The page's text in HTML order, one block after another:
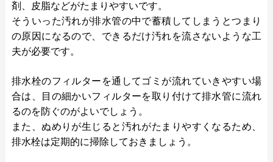
剤、皮脂などがたまりやすいです。
そういった汚れが排水管の中で蓄積してしまうとつまり
の原因になるので、できるだけ汚れを流さないような工
夫が必要です。
排水栓のフィルターを通してゴミが流れていきやすい場
合は、目の細かいフィルターを取り付けて排水管に流れ
るのを防ぐのがよいでしょう。
また、ぬめりが生じると汚れがたまりやすくなるため、
排水栓は定期的に掃除しておきましょう。